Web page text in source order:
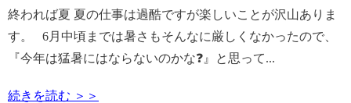
終われば夏 夏の仕事は過酷ですが楽しいことが沢山ありま
す。 6月中頃までは暑さもそんなに厳しくなかったので、
『今年は猛暑にはならないのかな❓』と思って...
続きを読む ＞＞